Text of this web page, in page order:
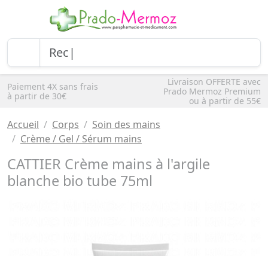
Paiement 4X sans frais
à partir de 30€
Livraison OFFERTE avec
Prado Mermoz Premium
ou à partir de 55€
Accueil Corps
Soin des mains
Crème / Gel / Sérum mains
CATTIER Crème mains à l'argile
blanche bio tube 75ml